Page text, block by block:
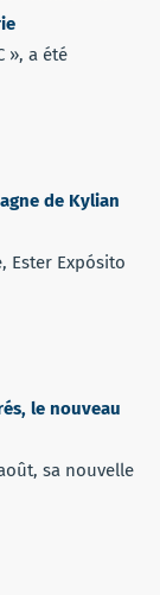
», a été
de Kylian
Ester Expósito
le nouveau
sa nouvelle